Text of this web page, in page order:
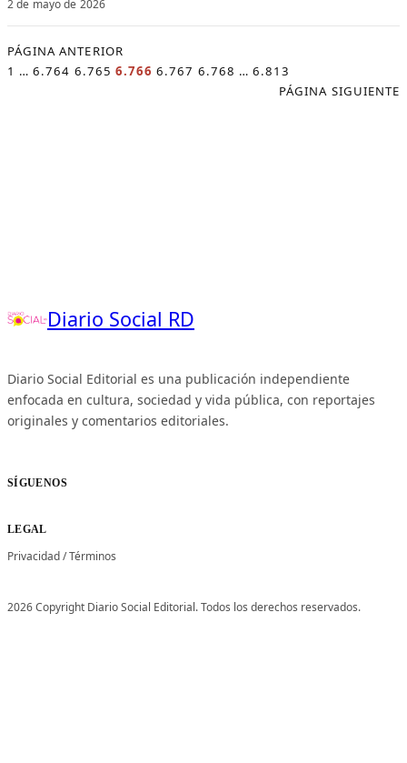
2 de mayo de 2026
PÁGINA ANTERIOR
1 … 6.764 6.765 6.766 6.767 6.768 … 6.813
PÁGINA SIGUIENTE
Diario Social RD
Diario Social Editorial es una publicación independiente
enfocada en cultura, sociedad y vida pública, con reportajes
originales y comentarios editoriales.
SÍGUENOS
LEGAL
Privacidad/Términos
2026 Copyright Diario Social Editorial. Todos los derechos reservados.